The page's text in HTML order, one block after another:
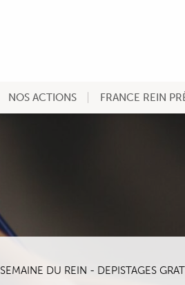
NOS ACTIONS FRANCE REIN
SEMAINE DU REIN - DEPISTAGES